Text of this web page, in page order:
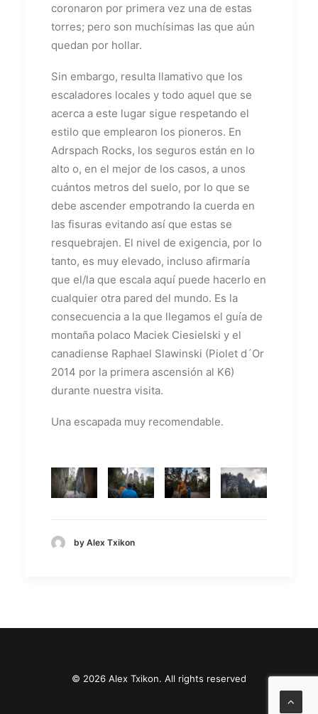
coronaron por primera vez una de estas
torres; pero son muchísimas las que aún
quedan por hollar.
Sin embargo, resulta llamativo que los
escaladores locales y todo aquel que se
acerca a este lugar sigue respetando el
estilo que emplearon los pioneros. En
Adrspach Rocks, los seguros están en lo
alto o, en el mejor de los casos, a unos
cuántos metros del suelo, por lo que se
debe ascender empotrando la cuerda en
las fisuras evitando así que estas se
resquebrajen. El nivel de exigencia, por lo
tanto, es muy elevado, incluso afirmaría
que el/la que escala aquí puede hacerlo en
cualquier otra pared del mundo. Es la
consecuencia a la que llegamos el guía de
montaña polaco Maciek Ciesielski y el
canadiense Raphael Slawinski (Piolet d´Or
2014 por la primera ascensión al K6)
durante nuestra visita.
Una escapada muy recomendable.
by Alex Txikon
© 2026 Alex Txikon. All rights reserved